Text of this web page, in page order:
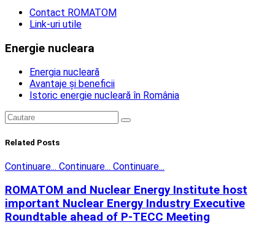
Contact ROMATOM
Link-uri utile
Energie nucleara
Energia nucleară
Avantaje și beneficii
Istoric energie nucleară în România
Related Posts
Continuare... Continuare... Continuare...
ROMATOM and Nuclear Energy Institute host
important Nuclear Energy Industry Executive
Roundtable ahead of P-TECC Meeting